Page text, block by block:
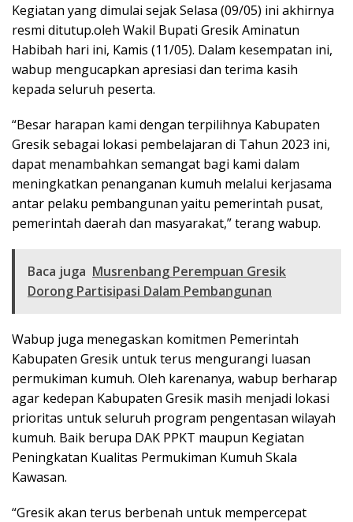
Kegiatan yang dimulai sejak Selasa (09/05) ini akhirnya
resmi ditutup.oleh Wakil Bupati Gresik Aminatun
Habibah hari ini, Kamis (11/05). Dalam kesempatan ini,
wabup mengucapkan apresiasi dan terima kasih
kepada seluruh peserta.
“Besar harapan kami dengan terpilihnya Kabupaten
Gresik sebagai lokasi pembelajaran di Tahun 2023 ini,
dapat menambahkan semangat bagi kami dalam
meningkatkan penanganan kumuh melalui kerjasama
antar pelaku pembangunan yaitu pemerintah pusat,
pemerintah daerah dan masyarakat,” terang wabup.
Baca juga Musrenbang Perempuan Gresik
Dorong Partisipasi Dalam Pembangunan
Wabup juga menegaskan komitmen Pemerintah
Kabupaten Gresik untuk terus mengurangi luasan
permukiman kumuh. Oleh karenanya, wabup berharap
agar kedepan Kabupaten Gresik masih menjadi lokasi
prioritas untuk seluruh program pengentasan wilayah
kumuh. Baik berupa DAK PPKT maupun Kegiatan
Peningkatan Kualitas Permukiman Kumuh Skala
Kawasan.
“Gresik akan terus berbenah untuk mempercepat